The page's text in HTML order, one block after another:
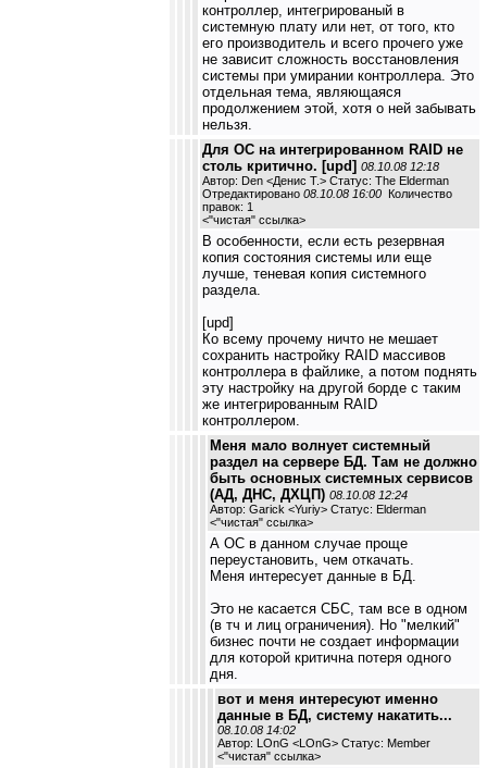
контроллер, интегрированый в
системную плату или нет, от того, кто
его производитель и всего прочего уже
не зависит сложность восстановления
системы при умирании контроллера. Это
отдельная тема, являющаяся
продолжением этой, хотя о ней забывать
нельзя.
Для ОС на интегрированном RAID не
столь критично. [upd] 08.10.08 12:18
Автор: Den <Денис Т.> Статус: The Elderman
Отредактировано 08.10.08 16:00 Количество
правок: 1
<"чистая" ссылка>
В особенности, если есть резервная
копия состояния системы или еще
лучше, теневая копия системного
раздела.
[upd]
Ко всему прочему ничто не мешает
сохранить настройку RAID массивов
контроллера в файлике, а потом поднять
эту настройку на другой борде с таким
же интегрированным RAID
контроллером.
Меня мало волнует системный
раздел на сервере БД. Там не должно
быть основных системных сервисов
(АД, ДНС, ДХЦП) 08.10.08 12:24
Автор: Garick <Yuriy> Статус: Elderman
<"чистая" ссылка>
А ОС в данном случае проще
переустановить, чем откачать.
Меня интересует данные в БД.
Это не касается СБС, там все в одном
(в тч и лиц ограничения). Но "мелкий"
бизнес почти не создает информации
для которой критична потеря одного
дня.
вот и меня интересуют именно
данные в БД, систему накатить...
08.10.08 14:02
Автор: LOnG <LOnG> Статус: Member
<"чистая" ссылка>